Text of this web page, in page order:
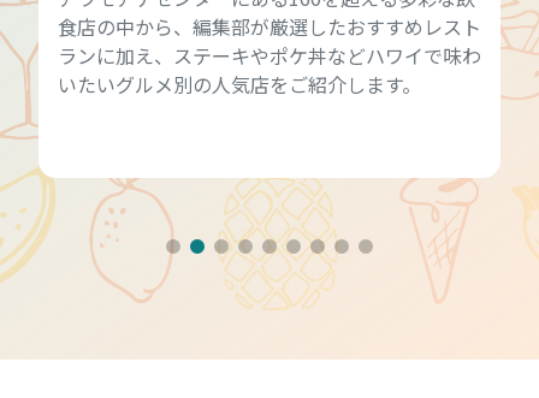
食店の中から、編集部が厳選したおすすめレスト
ランに加え、ステーキやポケ丼などハワイで味わ
いたいグルメ別の人気店をご紹介します。